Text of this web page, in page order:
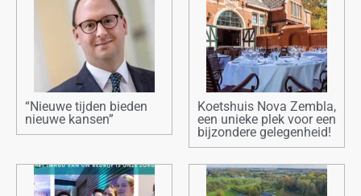
“Nieuwe tijden bieden
nieuwe kansen”
Koetshuis Nova Zembla,
een unieke plek voor een
bijzondere gelegenheid!